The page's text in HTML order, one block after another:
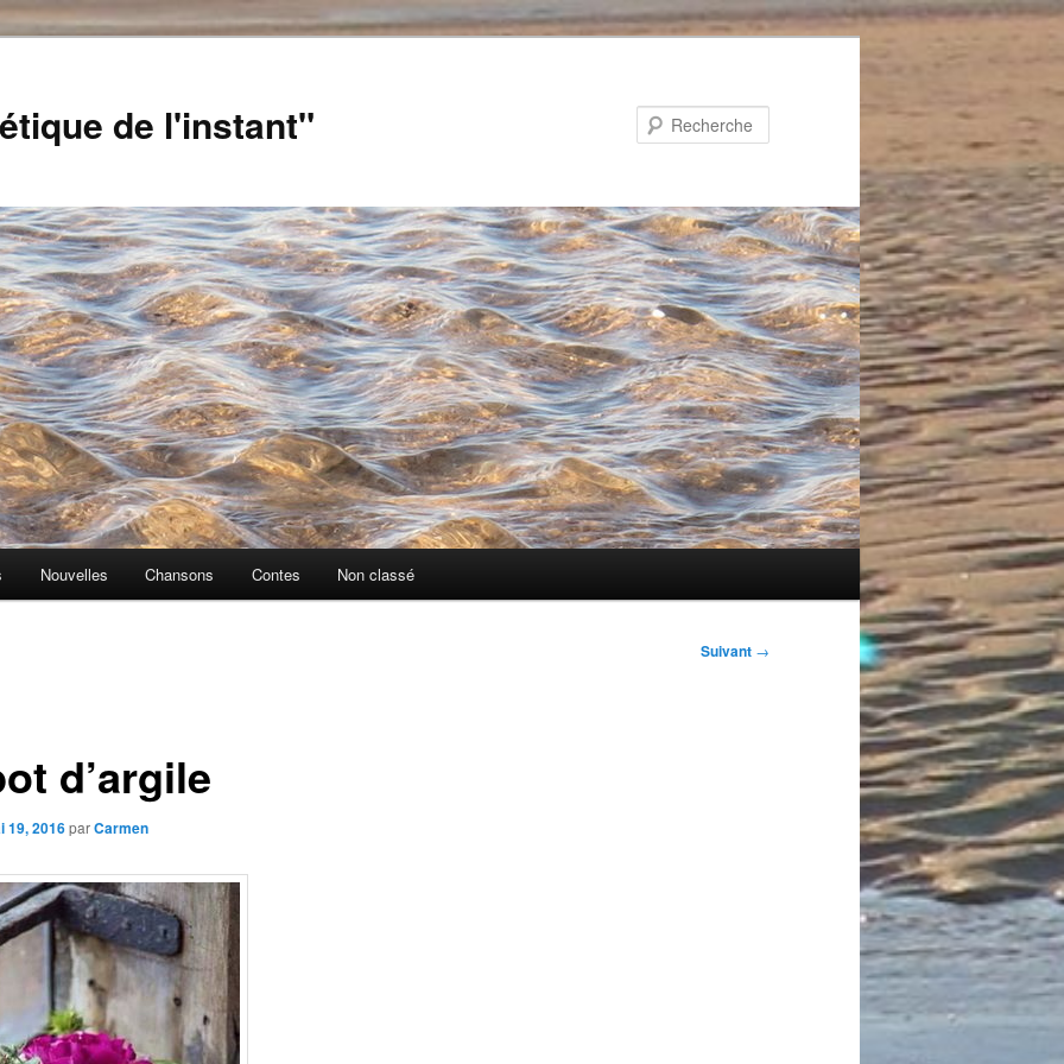
de l'instant"
Nouvelles Chansons Contes Non classé
Suivant →
d’argile
19, 2016parCarmen